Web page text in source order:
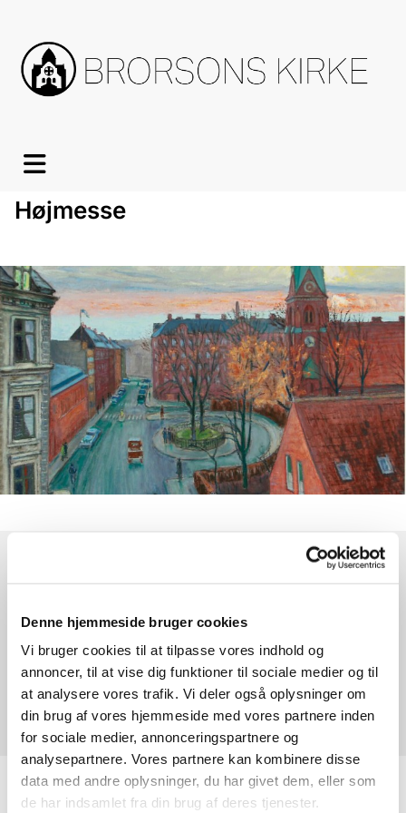
Denne hjemmeside bruger cookies
Vi bruger cookies til at tilpasse vores indhold og
annoncer, til at vise dig funktioner til sociale medier og til
at analysere vores trafik. Vi deler også oplysninger om
din brug af vores hjemmeside med vores partnere inden
for sociale medier, annonceringspartnere og
analysepartnere. Vores partnere kan kombinere disse
data med andre oplysninger, du har givet dem, eller som
de har indsamlet fra din brug af deres tjenester.
Højmesse
Søndag 3. januar 2027, kl. 10:30
HK Kirke, Kapelvej 38, 2200 København
N
Andreas Christensen
Højmesse hver søndag kl. 10:30 med efterfølgende